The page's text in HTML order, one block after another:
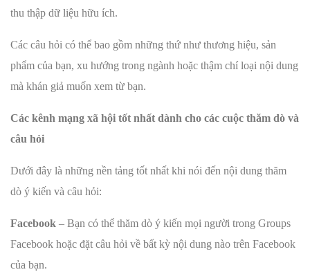
thu thập dữ liệu hữu ích.
Các câu hỏi có thể bao gồm những thứ như thương hiệu, sản
phẩm của bạn, xu hướng trong ngành hoặc thậm chí loại nội dung
mà khán giả muốn xem từ bạn.
Các kênh mạng xã hội tốt nhất dành cho các cuộc thăm dò và
câu hỏi
Dưới đây là những nền tảng tốt nhất khi nói đến nội dung thăm
dò ý kiến và câu hỏi:
Facebook – Bạn có thể thăm dò ý kiến mọi người trong Groups
Facebook hoặc đặt câu hỏi về bất kỳ nội dung nào trên Facebook
của bạn.